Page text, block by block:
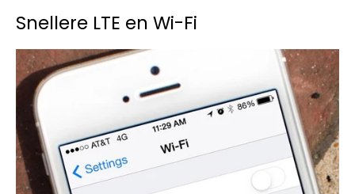
Snellere LTE en Wi-Fi